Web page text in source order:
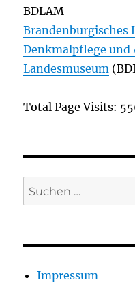
BDLAM
Brandenburgisches
Denkmalpflege und
Landesmuseum
Total Page Visits:
Suchen
nach:
Impressum